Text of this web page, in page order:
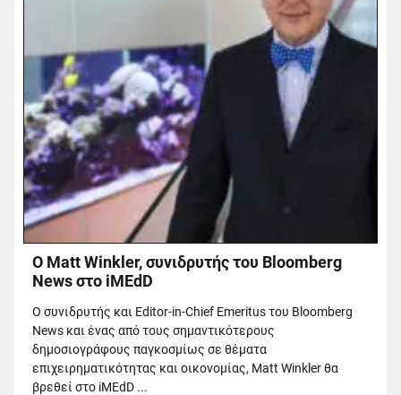
Ο Matt Winkler, συνιδρυτής του Bloomberg
News στο iMEdD
Ο συνιδρυτής και Editor-in-Chief Emeritus του Bloomberg
News και ένας από τους σημαντικότερους
δημοσιογράφους παγκοσμίως σε θέματα
επιχειρηματικότητας και οικονομίας, Matt Winkler θα
βρεθεί στο iMEdD ...